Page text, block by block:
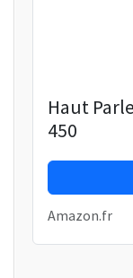
Haut
450
Amazon.fr